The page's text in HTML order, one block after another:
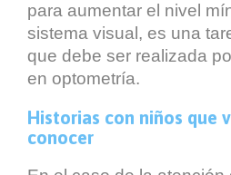
para aumentar el nivel
sistema visual, es una
que debe ser realizada
en optometría.
Historias con niños que
conocer